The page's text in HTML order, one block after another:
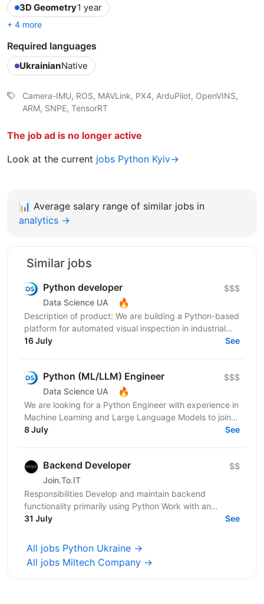
3D Geometry1 year
+ 4 more
Required languages
UkrainianNative
Camera-IMU, ROS, MAVLink, PX4, ArduPilot, OpenVINS,
ARM, SNPE, TensorRT
The job ad is no longer active
Look at the current jobs Python Kyiv→
📊 Average salary range of similar jobs in
analytics →
Similar jobs
Python developer
Data Science UA 🔥
$$$
Description of product: We are building a Python-based
platform for automated visual inspection in industrial
environments: computer-vision devices on...
16 July See
Python (ML/LLM) Engineer
Data Science UA 🔥
$$$
We are looking for a Python Engineer with experience in
Machine Learning and Large Language Models to join a
short-term project focused on building an...
8 July See
Backend Developer
Join.To.IT
$$
Responsibilities Develop and maintain backend
functionality primarily using Python Work with an
additional backend technology/stack depending on
31 July See
All jobs Python Ukraine →
All jobs Miltech Company →